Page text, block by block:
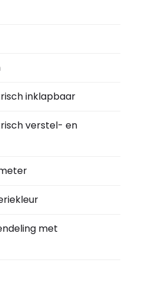
inklapbaar
verstel- en
met